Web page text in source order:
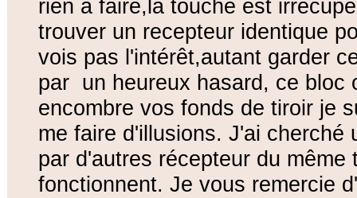
rien à faire,la touche est
trouver un recepteur identique
vois pas l'intérêt,autant garder
par un heureux hasard, ce bloc
encombre vos fonds de tiroir je
me faire d'illusions. J'ai cherché
par d'autres récepteur du même
fonctionnent. Je vous remercie